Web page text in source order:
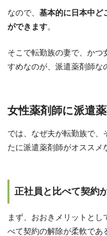
なので、 基本的に日本中ど
ができます。
そこで転勤族の妻で、かつ
すめなのが、派遣薬剤師な
女性薬剤師に派遣
では、なぜ夫が転勤族で、
たに派遣薬剤師がオススメ
正社員と比べて契約
まず、おおきメリットと
べて契約の解除が柔軟であ